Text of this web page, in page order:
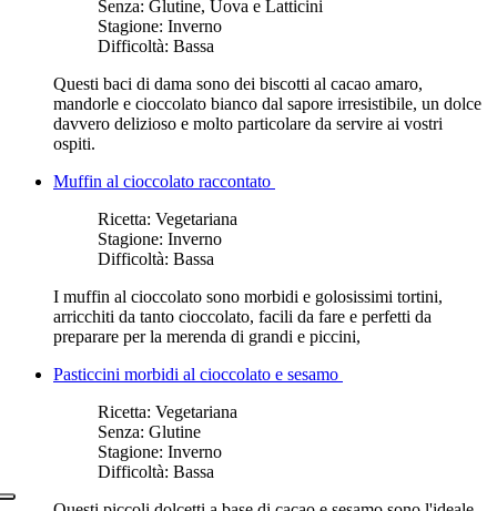
Senza: Glutine, Uova e Latticini
Stagione: Inverno
Difficoltà: Bassa
Questi baci di dama sono dei biscotti al cacao amaro,
mandorle e cioccolato bianco dal sapore irresistibile, un dolce
davvero delizioso e molto particolare da servire ai vostri
ospiti.
Muffin al cioccolato raccontato
Ricetta: Vegetariana
Stagione: Inverno
Difficoltà: Bassa
I muffin al cioccolato sono morbidi e golosissimi tortini,
arricchiti da tanto cioccolato, facili da fare e perfetti da
preparare per la merenda di grandi e piccini,
Pasticcini morbidi al cioccolato e sesamo
Ricetta: Vegetariana
Senza: Glutine
Stagione: Inverno
Difficoltà: Bassa